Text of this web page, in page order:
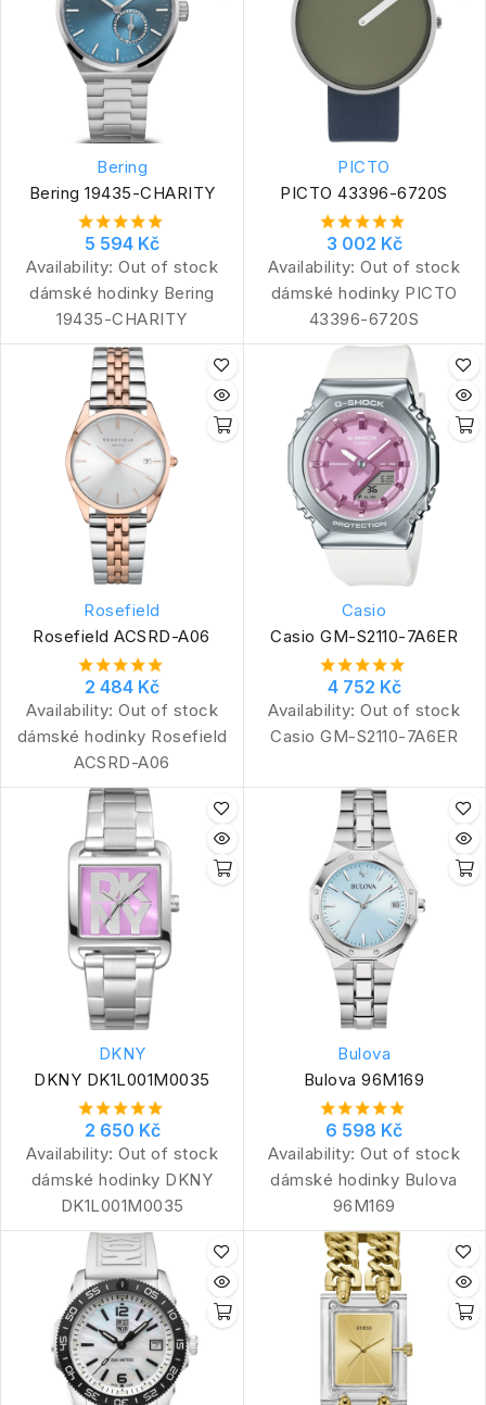
Bering
Bering 19435-CHARITY
5 594 Kč
Availability: Out of stock
dámské hodinky Bering
19435-CHARITY
PICTO
PICTO 43396-6720S
3 002 Kč
Availability: Out of stock
dámské hodinky PICTO
43396-6720S
Rosefield
Rosefield ACSRD-A06
2 484 Kč
Availability: Out of stock
dámské hodinky Rosefield
ACSRD-A06
Casio
Casio GM-S2110-7A6ER
4 752 Kč
Availability: Out of stock
Casio GM-S2110-7A6ER
DKNY
DKNY DK1L001M0035
2 650 Kč
Availability: Out of stock
dámské hodinky DKNY
DK1L001M0035
Bulova
Bulova 96M169
6 598 Kč
Availability: Out of stock
dámské hodinky Bulova
96M169